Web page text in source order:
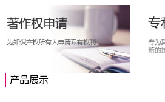
产品展示